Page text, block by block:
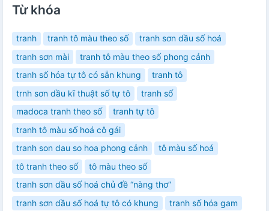
Từ khóa
tranh tranh tô màu theo số
tranh sơn dầu số hoá
tranh sơn mài
tranh tô màu theo số phong cảnh
tranh số hóa tự tô có sẵn khung
tranh tô
trnh sơn dầu kĩ thuật số tự tô
tranh số
madoca tranh theo số
tranh tự tô
tranh tô màu số hoá cô gái
tranh son dau so hoa phong cảnh
tô màu số hoá
tô tranh theo số
tô màu theo số
tranh sơn dầu số hoá chủ đề “nàng thơ”
tranh sơn dầu số hoá tự tô có khung
tranh số hóa gam